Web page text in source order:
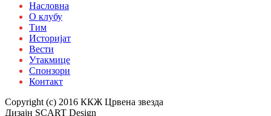
Насловна
О клубу
Тим
Историјат
Вести
Утакмице
Спонзори
Контакт
Copyright (c) 2016 ККЖ Црвена звезда
Дизајн SCART Design